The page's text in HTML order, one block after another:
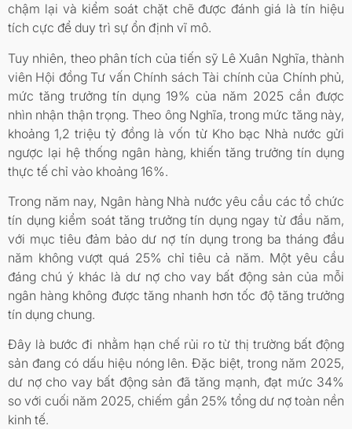
chậm lại và kiểm soát chặt chẽ được đánh giá là tín hiệu
tích cực để duy trì sự ổn định vĩ mô.
Tuy nhiên, theo phân tích của tiến sỹ Lê Xuân Nghĩa, thành
viên Hội đồng Tư vấn Chính sách Tài chính của Chính phủ,
mức tăng trưởng tín dụng 19% của năm 2025 cần được
nhìn nhận thận trọng. Theo ông Nghĩa, trong mức tăng này,
khoảng 1,2 triệu tỷ đồng là vốn từ Kho bạc Nhà nước gửi
ngược lại hệ thống ngân hàng, khiến tăng trưởng tín dụng
thực tế chỉ vào khoảng 16%.
Trong năm nay, Ngân hàng Nhà nước yêu cầu các tổ chức
tín dụng kiểm soát tăng trưởng tín dụng ngay từ đầu năm,
với mục tiêu đảm bảo dư nợ tín dụng trong ba tháng đầu
năm không vượt quá 25% chỉ tiêu cả năm. Một yêu cầu
đáng chú ý khác là dư nợ cho vay bất động sản của mỗi
ngân hàng không được tăng nhanh hơn tốc độ tăng trưởng
tín dụng chung.
Đây là bước đi nhằm hạn chế rủi ro từ thị trường bất động
sản đang có dấu hiệu nóng lên. Đặc biệt, trong năm 2025,
dư nợ cho vay bất động sản đã tăng mạnh, đạt mức 34%
so với cuối năm 2025, chiếm gần 25% tổng dư nợ toàn nền
kinh tế.